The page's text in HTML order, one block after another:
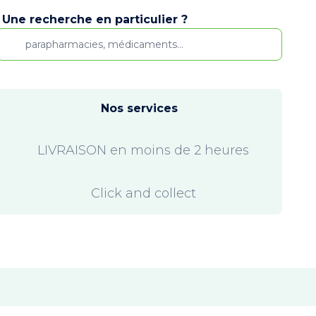
Une recherche en particulier ?
Nos services
LIVRAISON en moins de 2 heures
Click and collect